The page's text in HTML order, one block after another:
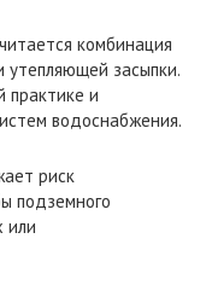
комбинация
утепляющей засыпки.
практике и
водоснабжения.
риск
подземного
или